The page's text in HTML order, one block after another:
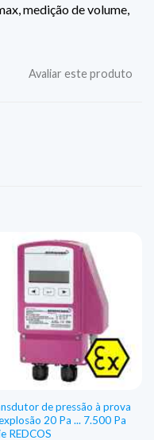
medição de volume,
Avaliar este produto
de pressão à prova
20 Pa ... 7.500 Pa
REDCOS